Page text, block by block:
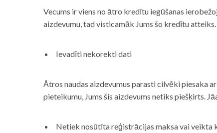
Vecums ir viens no ātro kredītu iegūšanas
aizdevumu, tad visticamāk Jums šo kredītu atteiks.
Ievadīti nekorekti dati
Ātros naudas aizdevumus parasti cilvēki piesaka
pieteikumu, Jums šis aizdevums netiks piešķirts.
Netiek nosūtīta reģistrācijas maksa vai veikta